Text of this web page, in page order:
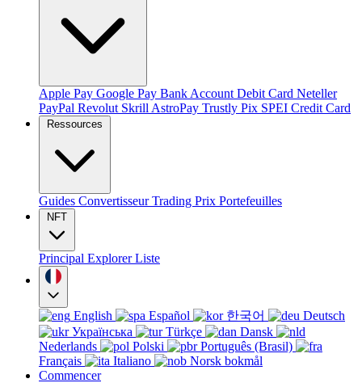
Apple Pay Google Pay Bank Account Debit Card Neteller
PayPal Revolut Skrill AstroPay Trustly Pix SPEI Credit Card
Ressources
Guides ConvertisseurTrading Prix Portefeuilles
NFT
Principal ExplorerListe
English Español 한국어
Deutsch
Українська
Türkçe
Dansk
Nederlands
Polski
Português (Brasil)
Français
Italiano
Norsk bokmål
Commencer